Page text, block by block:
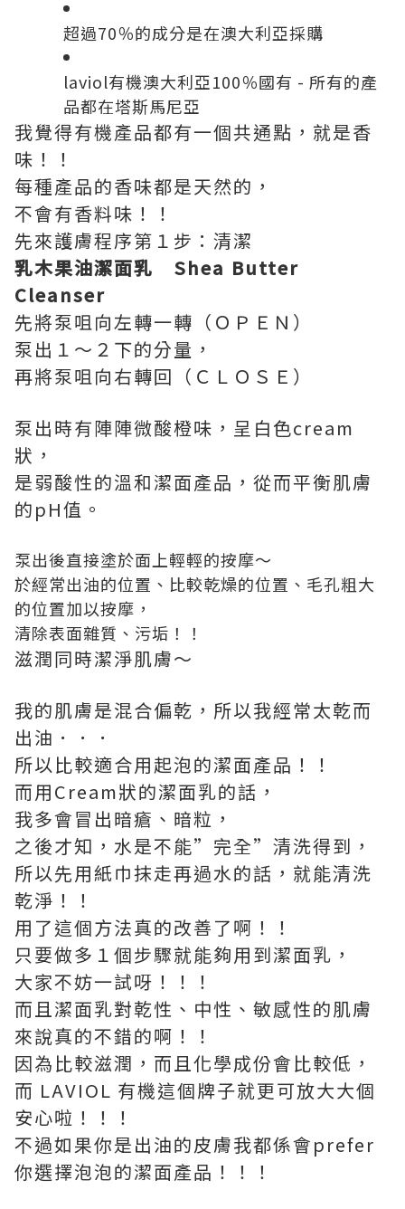
超過70％的成分是在澳大利亞採購
laviol有機澳大利亞100％國有 - 所有的產
品都在塔斯馬尼亞
我覺得有機產品都有一個共通點，就是香
味！！
每種產品的香味都是天然的，
不會有香料味！！
先來護膚程序第１步：清潔
乳木果油潔面乳 Shea Butter
Cleanser
先將泵咀向左轉一轉（ＯＰＥＮ）
泵出１～２下的分量，
再將泵咀向右轉回（ＣＬＯＳＥ）
泵出時有陣陣微酸橙味，呈白色cream
狀，
是弱酸性的溫和潔面產品，從而平衡肌膚
的pH值。
泵出後直接塗於面上輕輕的按摩～
於經常出油的位置、比較乾燥的位置、毛孔粗大
的位置加以按摩，
清除表面雜質、污垢！！
滋潤同時潔淨肌膚～
我的肌膚是混合偏乾，所以我經常太乾而
出油．．．
所以比較適合用起泡的潔面產品！！
而用Cream狀的潔面乳的話，
我多會冒出暗瘡、暗粒，
之後才知，水是不能”完全”清洗得到，
所以先用紙巾抹走再過水的話，就能清洗
乾淨！！
用了這個方法真的改善了啊！！
只要做多１個步驟就能夠用到潔面乳，
大家不妨一試呀！！！
而且潔面乳對乾性、中性、敏感性的肌膚
來說真的不錯的啊！！
因為比較滋潤，而且化學成份會比較低，
而 LAVIOL 有機這個牌子就更可放大大個
安心啦！！！
不過如果你是出油的皮膚我都係會prefer
你選擇泡泡的潔面產品！！！